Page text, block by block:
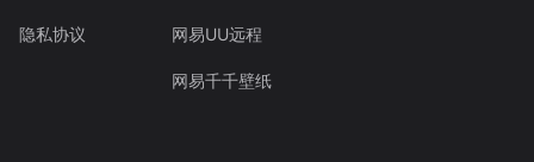
隐私协议 网易UU远程
网易千千壁纸